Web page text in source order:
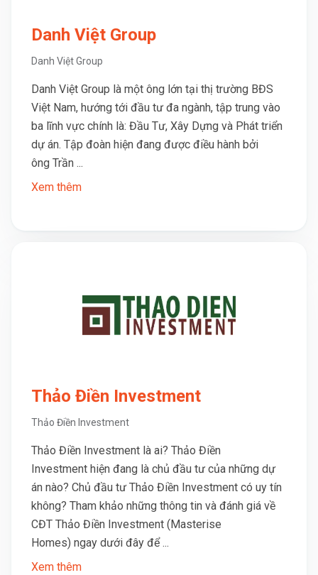
Danh Việt Group
Danh Việt Group
Danh Việt Group là một ông lớn tại thị trường BĐS
Việt Nam, hướng tới đầu tư đa ngành, tập trung vào
ba lĩnh vực chính là: Đầu Tư, Xây Dựng và Phát triển
dự án. Tập đoàn hiện đang được điều hành bởi
ông Trần ...
Xem thêm
Thảo Điền Investment
Thảo Điền Investment
Thảo Điền Investment là ai? Thảo Điền
Investment hiện đang là chủ đầu tư của những dự
án nào? Chủ đầu tư Thảo Điền Investment có uy tín
không? Tham khảo những thông tin và đánh giá về
CĐT Thảo Điền Investment (Masterise
Homes) ngay dưới đây để ...
Xem thêm